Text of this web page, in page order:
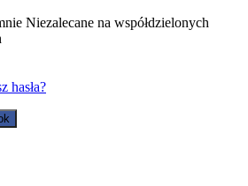
Niezalecane na współdzielonych
hasła?